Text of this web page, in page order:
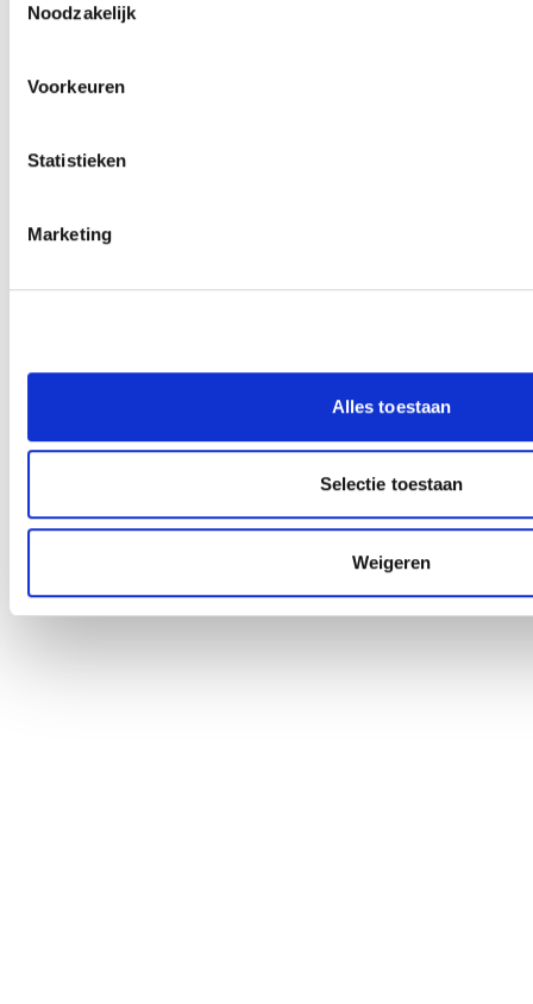
Noodzakelijk
Voorkeuren
Statistieken
Marketing
Alles toestaan
Selectie toestaan
Weigeren